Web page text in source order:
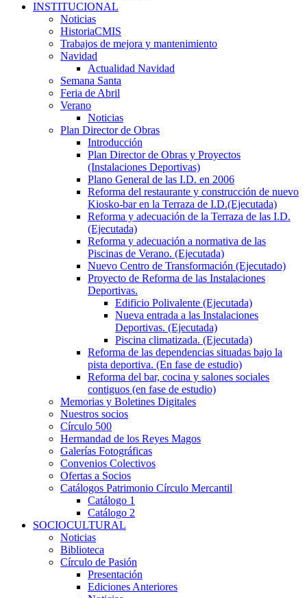
INSTITUCIONAL
Noticias
HistoriaCMIS
Trabajos de mejora y mantenimiento
Navidad
Actualidad Navidad
Semana Santa
Feria de Abril
Verano
Noticias
Plan Director de Obras
Introducción
Plan Director de Obras y Proyectos
(Instalaciones Deportivas)
Plano General de las I.D. en 2006
Reforma del restaurante y construcción de nuevo
Kiosko-bar en la Terraza de I.D.(Ejecutada)
Reforma y adecuación de la Terraza de las I.D.
(Ejecutada)
Reforma y adecuación a normativa de las
Piscinas de Verano. (Ejecutada)
Nuevo Centro de Transformación (Ejecutado)
Proyecto de Reforma de las Instalaciones
Deportivas.
Edificio Polivalente (Ejecutada)
Nueva entrada a las Instalaciones
Deportivas. (Ejecutada)
Piscina climatizada. (Ejecutada)
Reforma de las dependencias situadas bajo la
pista deportiva. (En fase de estudio)
Reforma del bar, cocina y salones sociales
contiguos (en fase de estudio)
Memorias y Boletines Digitales
Nuestros socios
Círculo 500
Hermandad de los Reyes Magos
Galerías Fotográficas
Convenios Colectivos
Ofertas a Socios
Catálogos Patrimonio Círculo Mercantil
Catálogo 1
Catálogo 2
SOCIOCULTURAL
Noticias
Biblioteca
Círculo de Pasión
Presentación
Ediciones Anteriores